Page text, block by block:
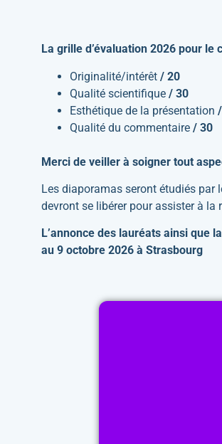
La grille d’évaluation 2026 pour
Originalité/intérêt / 20
Qualité scientifique / 30
Esthétique de la présentation
Qualité du commentaire / 30
Merci de veiller à soigner tout
Les diaporamas seront étudiés par
devront se libérer pour assister à la
L’annonce des lauréats ainsi que
au 9 octobre 2026 à Strasbourg